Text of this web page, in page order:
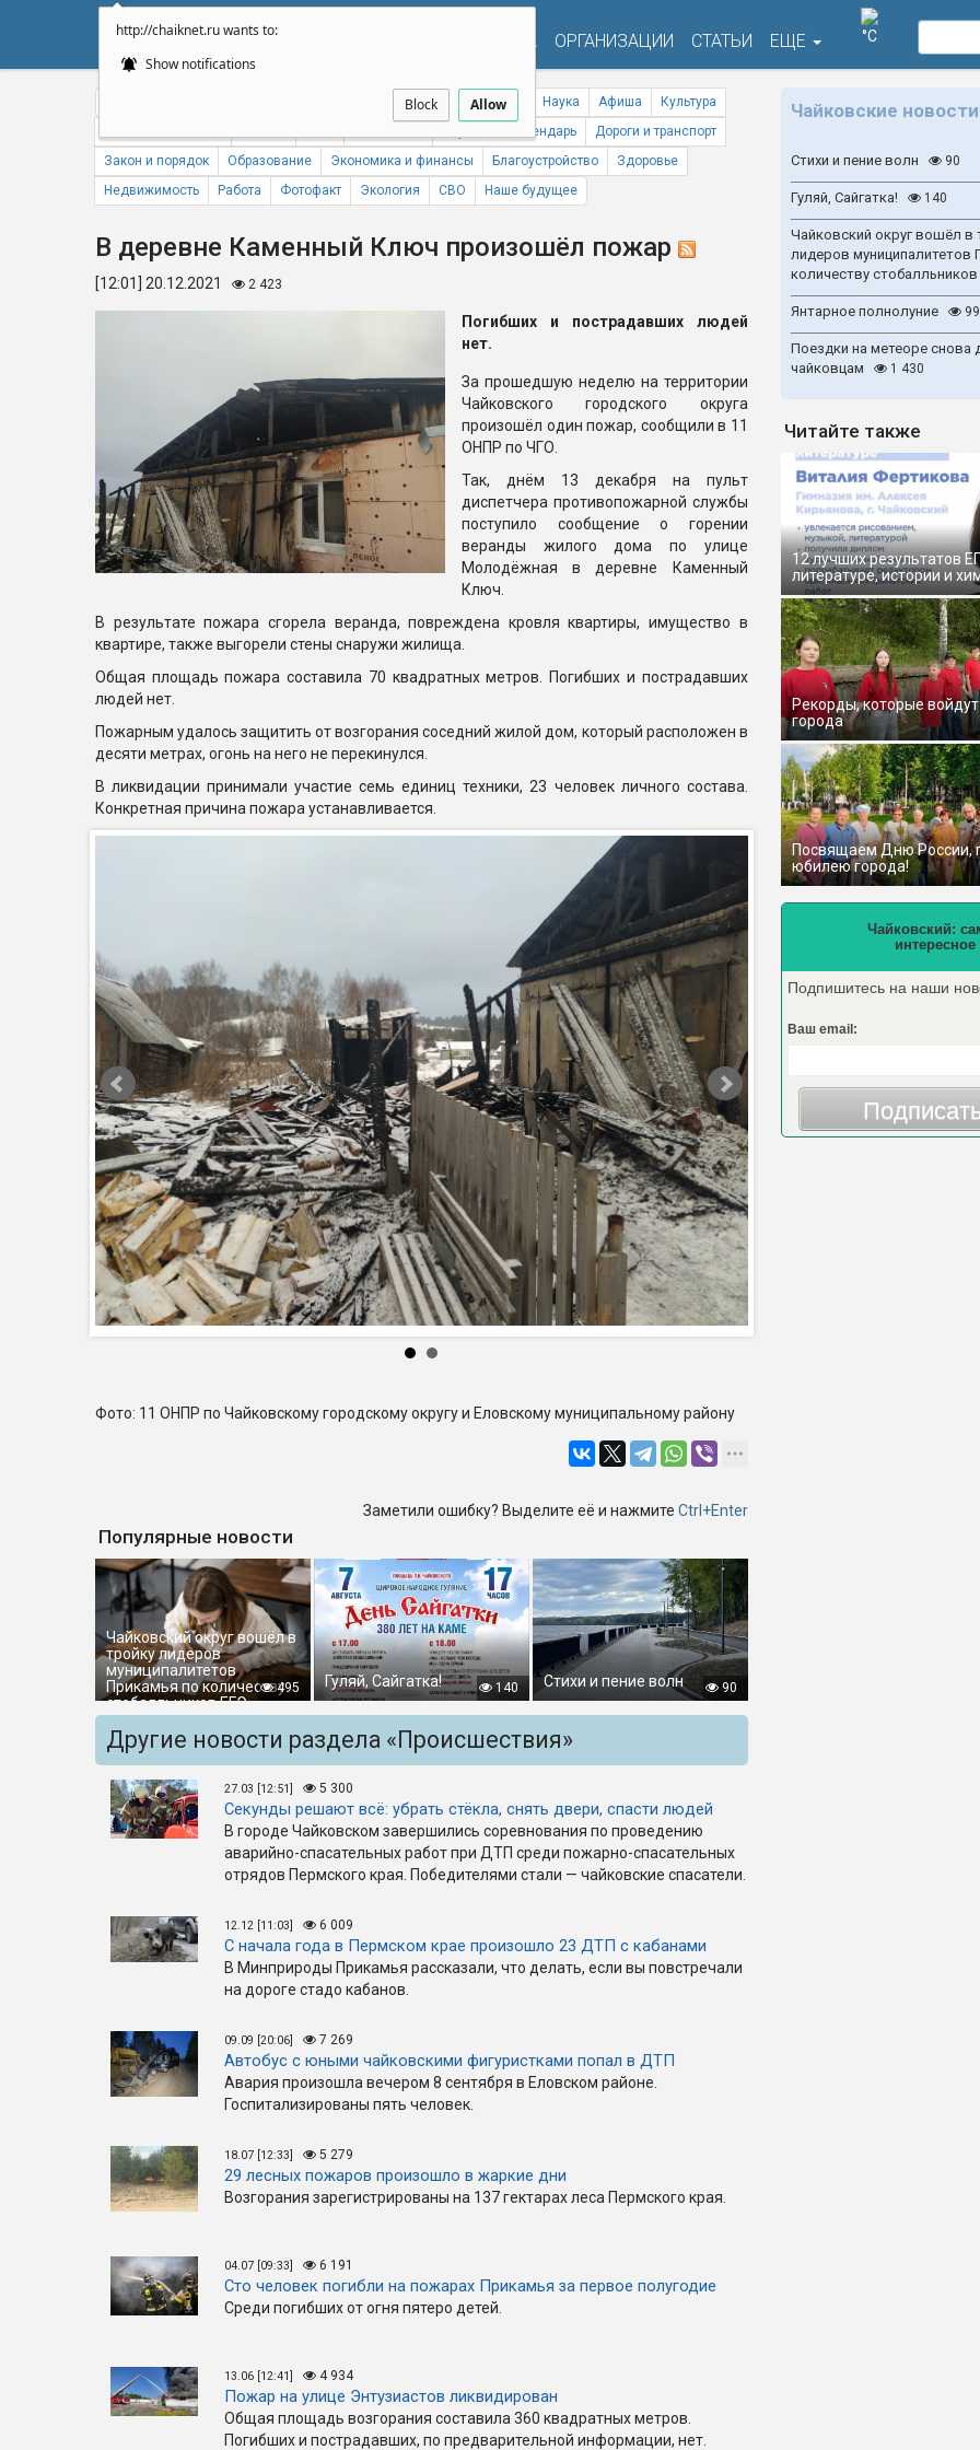
http://chaiknet.ru wants to:
Show notifications
Block Allow
АФИША ОРГАНИЗАЦИИ СТАТЬИ ЕЩЕ °C
Спорт Происшествия Наука Афиша
Культура
Народный календарь
Дороги и транспорт
Закон и порядок
Образование Экономика и финансы Благоустройство
Здоровье
Недвижимость
Работа Фотофакт Экология СВО Наше будущее
В деревне Каменный Ключ произошёл пожар
[12:01] 20.12.2021 2 423
Погибших и пострадавших людей
нет.
За прошедшую неделю на территории
Чайковского городского округа
произошёл один пожар, сообщили в 11
ОНПР по ЧГО.
Так, днём 13 декабря на пульт
диспетчера противопожарной службы
поступило сообщение о горении
веранды жилого дома по улице
Молодёжная в деревне Каменный
Ключ.
В результате пожара сгорела веранда, повреждена кровля квартиры, имущество в
квартире, также выгорели стены снаружи жилища.
Общая площадь пожара составила 70 квадратных метров. Погибших и пострадавших
людей нет.
Пожарным удалось защитить от возгорания соседний жилой дом, который расположен в
десяти метрах, огонь на него не перекинулся.
В ликвидации принимали участие семь единиц техники, 23 человек личного состава.
Конкретная причина пожара устанавливается.
Фото: 11 ОНПР по Чайковскому городскому округу и Еловскому муниципальному району
Заметили ошибку? Выделите её и нажмите Ctrl+Enter
Популярные новости
Чайковский округ вошёл в
тройку лидеров
муниципалитетов
Прикамья по количеству
стобалльников ЕГЭ
495 Гуляй, Сайгатка! 140 Стихи и пение волн 90
Другие новости раздела «Происшествия»
27.03 [12:51] 5 300
Секунды решают всё: убрать стёкла, снять двери, спасти людей
В городе Чайковском завершились соревнования по проведению
аварийно-спасательных работ при ДТП среди пожарно-спасательных
отрядов Пермского края. Победителями стали — чайковские спасатели.
12.12 [11:03] 6 009
С начала года в Пермском крае произошло 23 ДТП с кабанами
В Минприроды Прикамья рассказали, что делать, если вы повстречали
на дороге стадо кабанов.
09.09 [20:06] 7 269
Автобус с юными чайковскими фигуристками попал в ДТП
Авария произошла вечером 8 сентября в Еловском районе.
Госпитализированы пять человек.
18.07 [12:33] 5 279
29 лесных пожаров произошло в жаркие дни
Возгорания зарегистрированы на 137 гектарах леса Пермского края.
04.07 [09:33] 6 191
Сто человек погибли на пожарах Прикамья за первое полугодие
Среди погибших от огня пятеро детей.
13.06 [12:41] 4 934
Пожар на улице Энтузиастов ликвидирован
Общая площадь возгорания составила 360 квадратных метров.
Погибших и пострадавших, по предварительной информации, нет.
Чайковские новости
Стихи и пение волн 90
Гуляй, Сайгатка! 140
Чайковский округ вошёл в
лидеров муниципалитетов
количеству
Янтарное полнолуние
Поездки на метеоре снова
чайковцам
1 430
Читайте также
12 лучших результатов
литературе, истории и
Рекорды, которые
города
Посвящаем Дню России,
юбилею города!
Чайковский:
интересное
Подпишитесь на наши
Ваш email: